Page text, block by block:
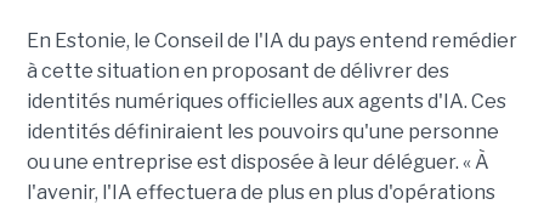
En Estonie, le Conseil de l'IA du pays entend remédier
à cette situation en proposant de délivrer des
identités numériques officielles aux agents d'IA. Ces
identités définiraient les pouvoirs qu'une personne
ou une entreprise est disposée à leur déléguer. « À
l'avenir, l'IA effectuera de plus en plus d'opérations